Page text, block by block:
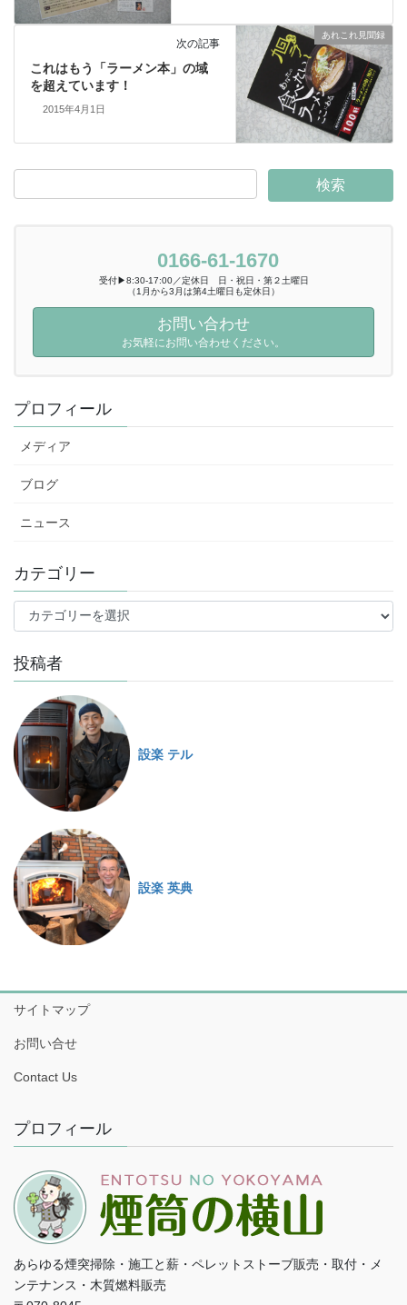
あれこれ見聞録
次の記事
これはもう「ラーメン本」の域
を超えています！
2015年4月1日
0166-61-1670
受付▶8:30-17:00／定休日 日・祝日・第２土曜日
（1月から3月は第4土曜日も定休日）
お問い合わせ
お気軽にお問い合わせください。
プロフィール
メディア
ブログ
ニュース
カテゴリー
投稿者
設楽 テル
設楽 英典
サイトマップ
お問い合せ
Contact Us
プロフィール
あらゆる煙突掃除・施工と薪・ペレットストーブ販売・取付・メ
ンテナンス・木質燃料販売